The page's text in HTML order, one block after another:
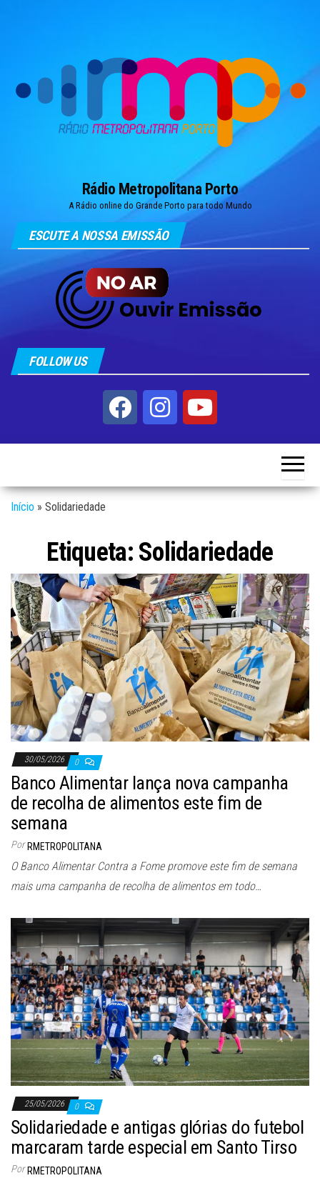
Rádio Metropolitana Porto
A Rádio online do Grande Porto para todo Mundo
ESCUTE A NOSSA EMISSÃO
FOLLOW US
Início » Solidariedade
Etiqueta: Solidariedade
30/05/2026 0
Banco Alimentar lança nova campanha
de recolha de alimentos este fim de
semana
Por RMETROPOLITANA
O Banco Alimentar Contra a Fome promove este fim de semana
mais uma campanha de recolha de alimentos em todo…
25/05/2026 0
Solidariedade e antigas glórias do futebol
marcaram tarde especial em Santo Tirso
Por RMETROPOLITANA